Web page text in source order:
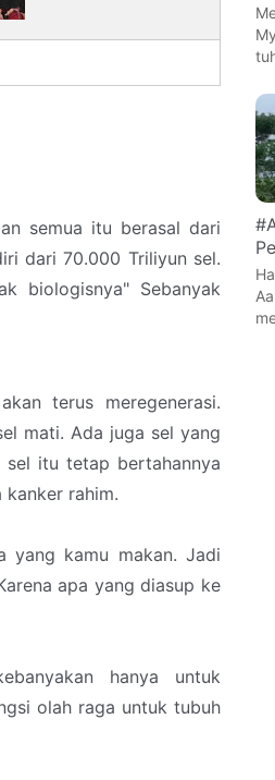
semua itu berasal dari
dari 70.000 Triliyun sel.
biologisnya" Sebanyak
terus meregenerasi.
mati. Ada juga sel yang
itu tetap bertahannya
rahim.
yang kamu makan. Jadi
apa yang diasup ke
hanya untuk
olah raga untuk tubuh